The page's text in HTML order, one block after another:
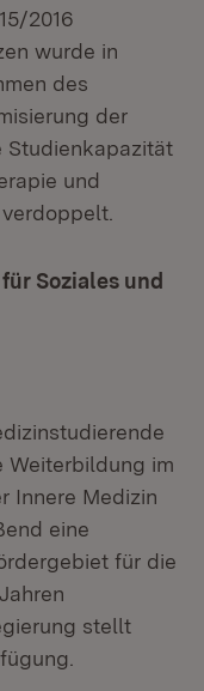
2016
wurde in
des
der
Studienkapazität
und
Soziales und
Weiterbildung im
Innere Medizin
eine
für die
stellt